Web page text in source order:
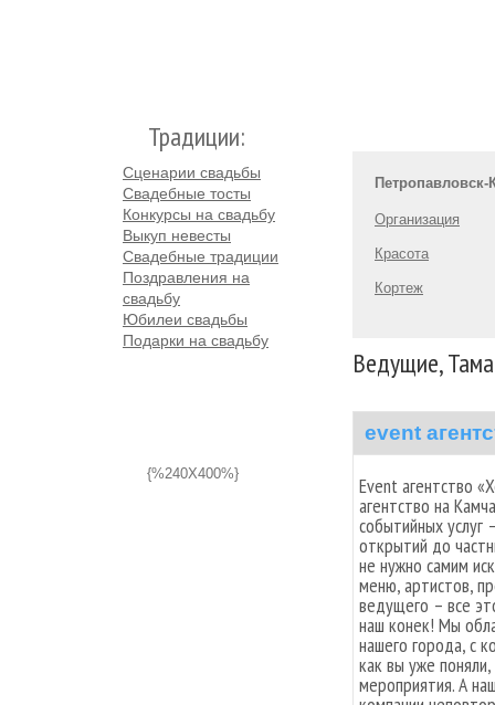
Традиции:
Сценарии свадьбы
Свадебные тосты
Конкурсы на свадьбу
Выкуп невесты
Свадебные традиции
Поздравления на
свадьбу
Юбилеи свадьбы
Подарки на свадьбу
{%240X400%}
Петропавловск-
Организация
Красота
Кортеж
Ведущие,
event
Event агентство
агентство на
событийных услуг
открытий до
не нужно самим
меню, артистов,
ведущего – все
наш конек! Мы
нашего города, с
как вы уже
мероприятия. А